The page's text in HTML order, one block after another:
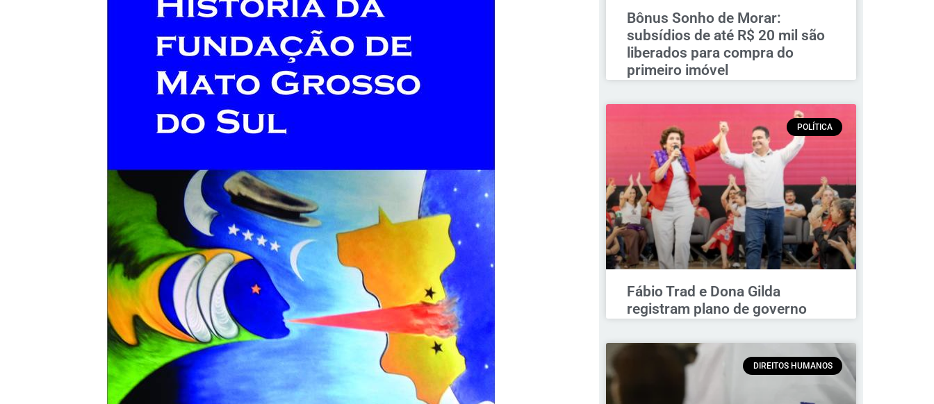
Bônus Sonho de Morar:
subsídios de até R$ 20 mil são
liberados para compra do
primeiro imóvel
POLÍTICA
Fábio Trad e Dona Gilda
registram plano de governo
DIREITOS HUMANOS